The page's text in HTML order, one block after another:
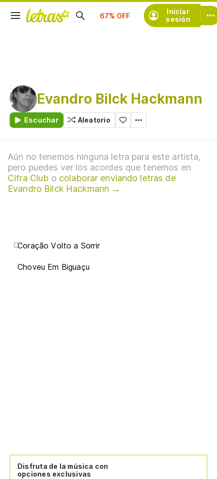
Iniciar
sesión
Suscríbete
Evandro Bilck Hackmann
Escuchar Aleatorio
Aún no tenemos ninguna letra para este artista,
pero puedes ver los acordes que tenemos en
Cifra Club o colaborar enviando letras de
Evandro Bilck Hackmann →
CCoração Volto a Sorrir
Choveu Em Biguaçu
Disfruta de la música con
opciones exclusivas